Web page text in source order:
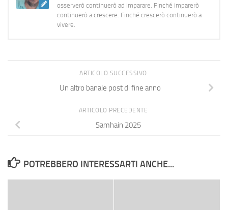
osserverò continuerò ad imparare. Finché imparerò
continuerò a crescere. Finché crescerò continuerò a
vivere.
ARTICOLO SUCCESSIVO
Un altro banale post di fine anno
ARTICOLO PRECEDENTE
Samhain 2025
POTREBBERO INTERESSARTI ANCHE...